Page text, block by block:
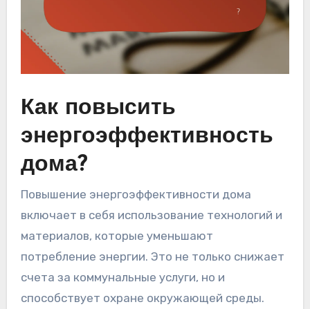
Как повысить
энергоэффективность
дома?
Повышение энергоэффективности дома
включает в себя использование технологий и
материалов, которые уменьшают
потребление энергии. Это не только снижает
счета за коммунальные услуги, но и
способствует охране окружающей среды.